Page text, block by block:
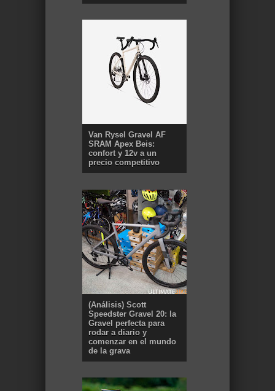
Van Rysel Gravel AF
SRAM Apex Beis:
confort y 12v a un
precio competitivo
(Análisis) Scott
Speedster Gravel 20: la
Gravel perfecta para
rodar a diario y
comenzar en el mundo
de la grava